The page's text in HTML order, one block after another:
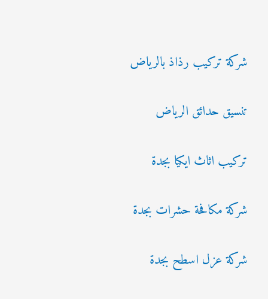
شركة تركيب رذاذ بالرياض
تنسيق حدائق الرياض
تركيب اثاث ايكيا بجدة
شركة مكافحة حشرات بجدة
شركة عزل اسطح بجدة